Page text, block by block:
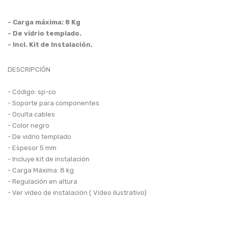
PARA COMPONENTES
HASTA 43 PULGADAS
HASTA 100 PULGADAS
SOPORTES PARA TABLET
HASTA 32 PULGADAS
SOPORTE DE PIE
- Carga máxima: 8 Kg
- De vidrio templado.
- Incl. Kit de Instalación.
DESCRIPCIÓN
- Código: sp-co
- Soporte para componentes
- Oculta cables
- Color negro
- De vidrio templado
- Espesor 5 mm
- Incluye kit de instalación
- Carga Máxima: 8 kg
- Regulación en altura
- Ver vídeo de instalación ( Vídeo ilustrativo)